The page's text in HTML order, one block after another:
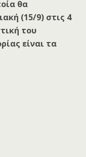
θα
(15/9) στις 4
του
είναι τα